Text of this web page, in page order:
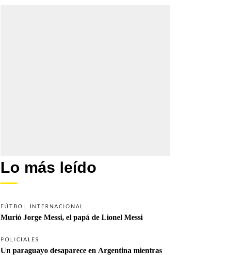
Lo más leído
FÚTBOL INTERNACIONAL
Murió Jorge Messi, el papá de Lionel Messi
POLICIALES
Un paraguayo desaparece en Argentina mientras